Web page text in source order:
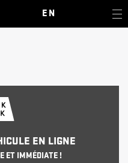
EN
EN LIGNE
ET IMMÉDIATE !